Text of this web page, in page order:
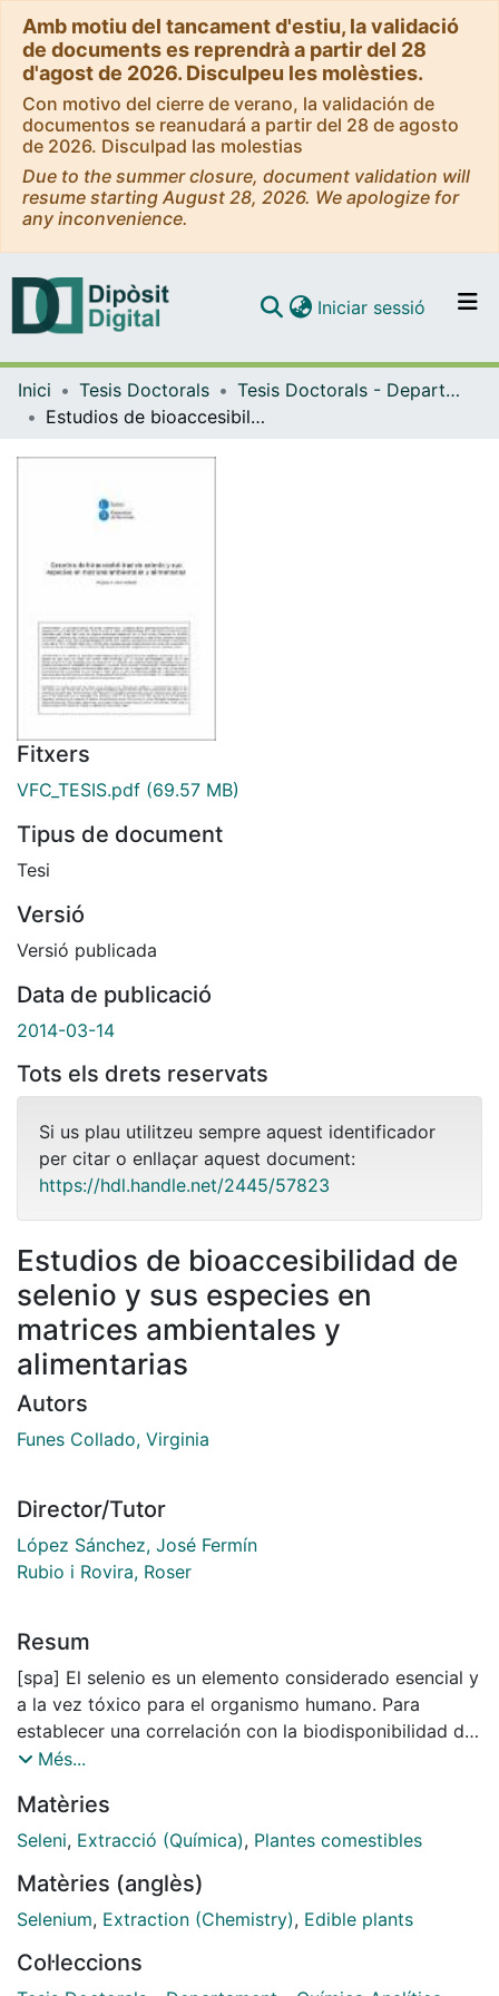
Amb motiu del tancament d'estiu, la validació
de documents es reprendrà a partir del 28
d'agost de 2026. Disculpeu les molèsties.
Con motivo del cierre de verano, la validación de
documentos se reanudará a partir del 28 de agosto
de 2026. Disculpad las molestias
Due to the summer closure, document validation will
resume starting August 28, 2026. We apologize for
any inconvenience.
Navega per tot el DD
Iniciar sessió (current)
Inici Tesis Doctorals
Tesis Doctorals - Departament - Química Analítica
Estudios de bioaccesibilidad de selenio y sus especies en matrices ambientales y alimentarias
Fitxers
VFC_TESIS.pdf (69.57 MB)
Tipus de document
Tesi
Versió
Versió publicada
Data de publicació
2014-03-14
Tots els drets reservats
Si us plau utilitzeu sempre aquest identificador
per citar o enllaçar aquest document:
https://hdl.handle.net/2445/57823
Estudios de bioaccesibilidad de
selenio y sus especies en
matrices ambientales y
alimentarias
Autors
Funes Collado, Virginia
Director/Tutor
López Sánchez, José Fermín
Rubio i Rovira, Roser
Resum
[spa] El selenio es un elemento considerado esencial y
a la vez tóxico para el organismo humano. Para
establecer una correlación con la biodisponibilidad del
elemento in vivo, se pueden emplear diversos
condiciones de digestión. De entre los métodos in
vitro utilizados en la literatura, el método
de los métodos más sencillos y más ampliamente
utilizado. La mayor parte del presente trabajo ha
selenio basados en el consumo de vegetales
Més...
Matèries
Seleni, Extracció (Química), Plantes comestibles
Matèries (anglès)
Selenium, Extraction (Chemistry), Edible plants
Col·leccions